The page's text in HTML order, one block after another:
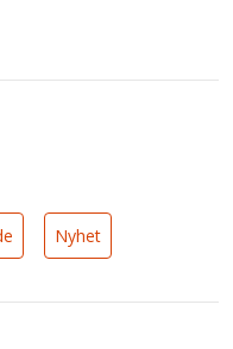
Nyhet